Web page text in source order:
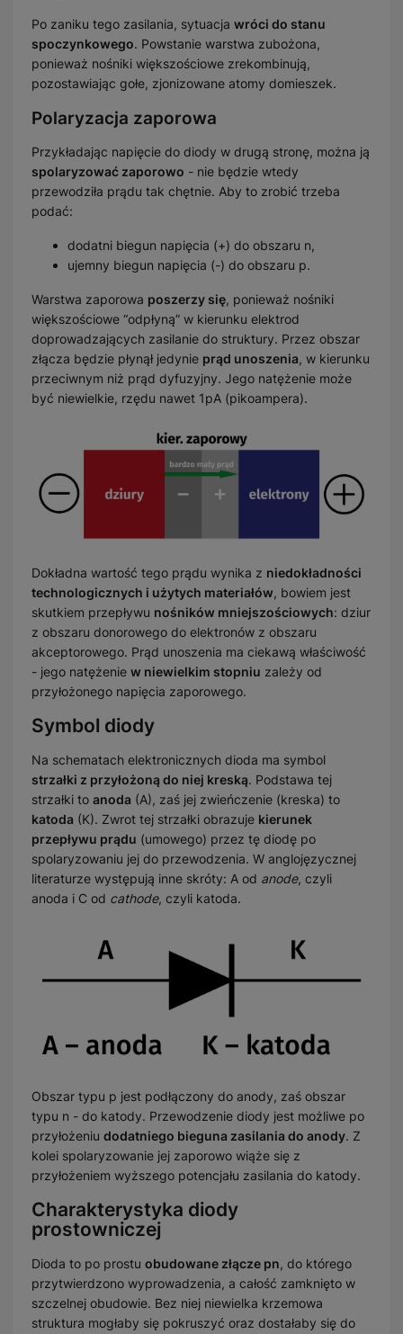
Po zaniku tego zasilania, sytuacja wróci do stanu
spoczynkowego. Powstanie warstwa zubożona,
ponieważ nośniki większościowe zrekombinują,
pozostawiając gołe, zjonizowane atomy domieszek.
Polaryzacja zaporowa
Przykładając napięcie do diody w drugą stronę, można ją
spolaryzować zaporowo - nie będzie wtedy
przewodziła prądu tak chętnie. Aby to zrobić trzeba
podać:
dodatni biegun napięcia (+) do obszaru n,
ujemny biegun napięcia (-) do obszaru p.
Warstwa zaporowa poszerzy się, ponieważ nośniki
większościowe “odpłyną” w kierunku elektrod
doprowadzających zasilanie do struktury. Przez obszar
złącza będzie płynął jedynie prąd unoszenia, w kierunku
przeciwnym niż prąd dyfuzyjny. Jego natężenie może
być niewielkie, rzędu nawet 1pA (pikoampera).
Dokładna wartość tego prądu wynika z niedokładności
technologicznych i użytych materiałów, bowiem jest
skutkiem przepływu nośników mniejszościowych: dziur
z obszaru donorowego do elektronów z obszaru
akceptorowego. Prąd unoszenia ma ciekawą właściwość
- jego natężenie w niewielkim stopniu zależy od
przyłożonego napięcia zaporowego.
Symbol diody
Na schematach elektronicznych dioda ma symbol
strzałki z przyłożoną do niej kreską. Podstawa tej
strzałki to anoda (A), zaś jej zwieńczenie (kreska) to
katoda (K). Zwrot tej strzałki obrazuje kierunek
przepływu prądu (umowego) przez tę diodę po
spolaryzowaniu jej do przewodzenia. W anglojęzycznej
literaturze występują inne skróty: A od anode, czyli
anoda i C od cathode, czyli katoda.
Obszar typu p jest podłączony do anody, zaś obszar
typu n - do katody. Przewodzenie diody jest możliwe po
przyłożeniu dodatniego bieguna zasilania do anody. Z
kolei spolaryzowanie jej zaporowo wiąże się z
przyłożeniem wyższego potencjału zasilania do katody.
Charakterystyka diody
prostowniczej
Dioda to po prostu obudowane złącze pn, do którego
przytwierdzono wyprowadzenia, a całość zamknięto w
szczelnej obudowie. Bez niej niewielka krzemowa
struktura mogłaby się pokruszyć oraz dostałaby się do